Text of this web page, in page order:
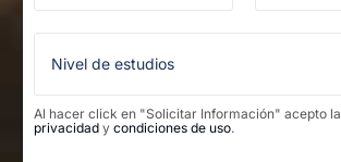
Al hacer click en "Solicitar Información" acepto la
privacidad y condiciones de uso.